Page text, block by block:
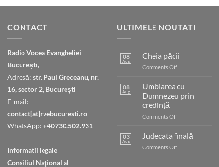
CONTACT
Radio Vocea Evangheliei
București,
Adresă: str. Paul Greceanu, nr.
16, sector 2, București
E-mail:
contact[at]rvebucuresti.ro
WhatsApp: +40730.502.931
Informatii legale
Consiliul Naţional al
ULTIMELE NOUTATI
08
Aug
Cheia păcii
Comments Offon
08
Aug
Umblarea cu
Dumnezeu prin
credință
Comments Offon
cu
Dumnezeu
prin
03
Aug
Judecata finală
Comments Offon